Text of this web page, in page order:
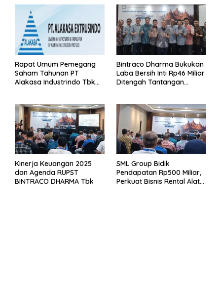
Rapat Umum Pemegang
Saham Tahunan PT
Alakasa Industrindo Tbk
Bintraco Dharma Bukukan
Laba Bersih Inti Rp46 Miliar
Ditengah Tantangan
Kinerja Keuangan 2025
dan Agenda RUPST
BINTRACO DHARMA Tbk
SML Group Bidik
Pendapatan Rp500 Miliar,
Perkuat Bisnis Rental Alat